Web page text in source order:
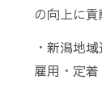
の向上に貢
・新潟地
雇用・定着